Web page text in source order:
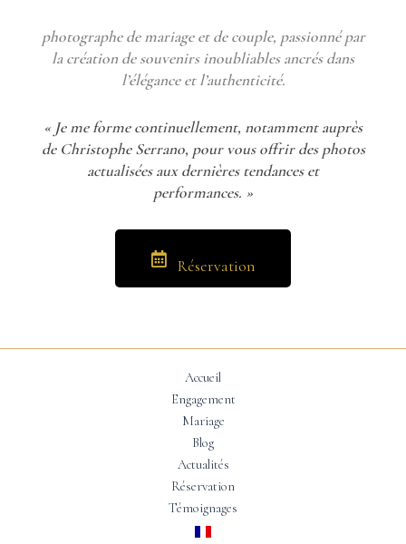
photographe de mariage et de couple, passionné par
la création de souvenirs inoubliables ancrés dans
l’élégance et l’authenticité.
« Je me forme continuellement, notamment auprès
de Christophe Serrano, pour vous offrir des photos
actualisées aux dernières tendances et
performances. »
Réservation
Accueil
Engagement
Mariage
Blog
Actualités
Réservation
Témoignages